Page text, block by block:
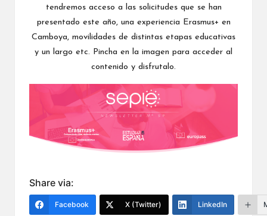
tendremos acceso a las solicitudes que se han
presentado este año, una experiencia Erasmus+ en
Camboya, movilidades de distintas etapas educativas
y un largo etc. Pincha en la imagen para acceder al
contenido y disfrutalo.
Share via:
Facebook X (Twitter) LinkedIn